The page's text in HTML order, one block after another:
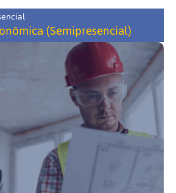
(Semipresencial)